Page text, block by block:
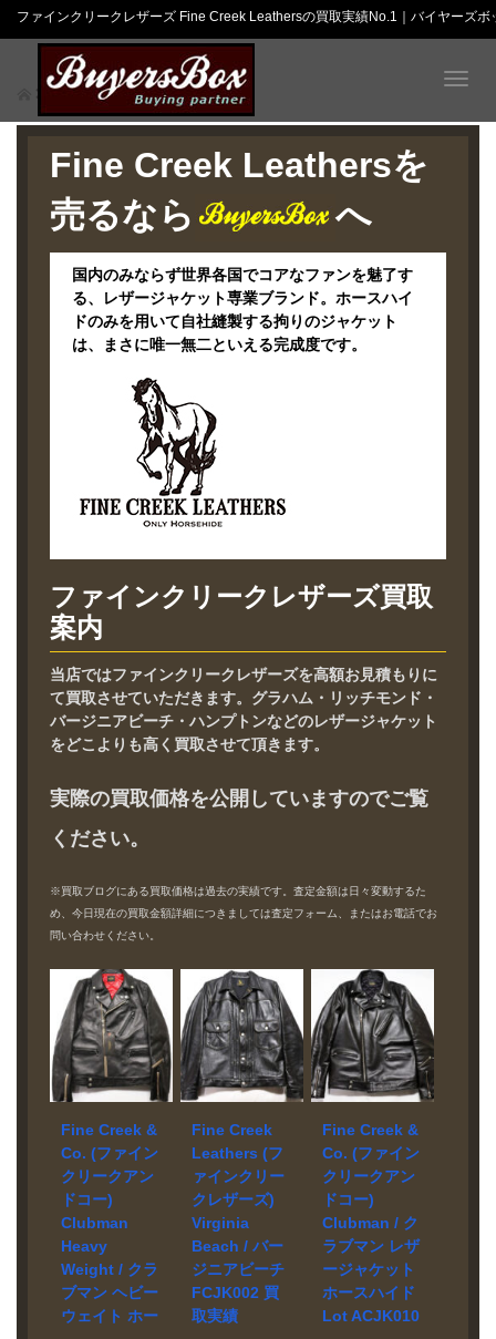
ファインクリークレザーズ Fine Creek Leathersの買取実績No.1｜バイヤーズボ
T
g
ファインクリークレザーズ
Fine Creek Leathersを
売るなら
へ
国内のみならず世界各国でコアなファンを魅了す
る、レザージャケット専業ブランド。ホースハイ
ドのみを用いて自社縫製する拘りのジャケット
は、まさに唯一無二といえる完成度です。
ファインクリークレザーズ買取
案内
当店ではファインクリークレザーズを高額お見積もりに
て買取させていただきます。グラハム・リッチモンド・
バージニアビーチ・ハンプトンなどのレザージャケット
をどこよりも高く買取させて頂きます。
実際の買取価格を公開していますのでご覧
ください。
※買取ブログにある買取価格は過去の実績です。査定金額は日々変動するた
め、今日現在の買取金額詳細につきましては査定フォーム、またはお電話でお
問い合わせください。
Fine Creek &
Co. (ファイン
クリークアン
ドコー)
Clubman
Heavy
Weight / クラ
ブマン ヘビー
ウェイト ホー
Fine Creek
Leathers (フ
ァインクリー
クレザーズ)
Virginia
Beach / バー
ジニアビーチ
FCJK002 買
取実績
Fine Creek &
Co. (ファイン
クリークアン
ドコー)
Clubman / ク
ラブマン レザ
ージャケット
ホースハイド
Lot ACJK010